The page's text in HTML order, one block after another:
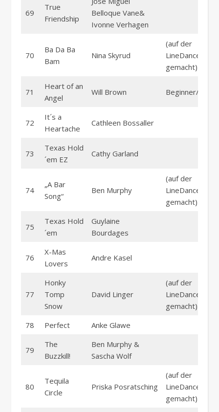
69
True
Friendship
Belloque Vane&
Ivonne Verhagen
70
Ba Da Ba
Bam
Nina Skyrud
(auf der
LineDance
gemacht)
71
Heart of an
Angel
Will Brown Beginner/
72
It´s a
Heartache
Cathleen Bossaller
73
Texas Hold
´em EZ
Cathy Garland
74
„A Bar
Song“
Ben Murphy
(auf der
LineDanceparty
gemacht)
75
Texas Hold
´em
Guylaine
Bourdages
76
X-Mas
Lovers
Andre Kasel
77
Honky
Tomp
Snow
David Linger
(auf der
LineDanceparty
gemacht)
78
Perfect Anke Glawe
79
The
Buzzkill!
Ben Murphy &
Sascha Wolf
80
Tequila
Circle
Priska Posratsching
(auf der
LineDanceparty
gemacht)